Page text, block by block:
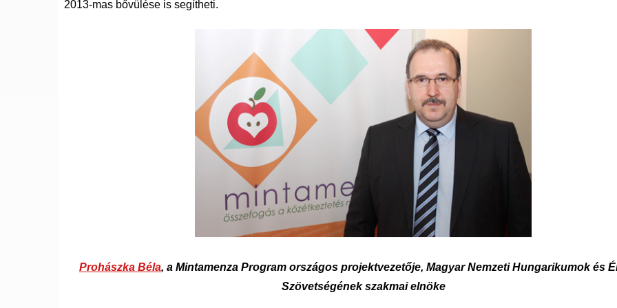
2013-mas bővülése is segítheti.
Prohászka Béla, a Mintamenza Program országos projektvezetője, Magyar Nemzeti Hungarikumok és
Szövetségének szakmai elnöke